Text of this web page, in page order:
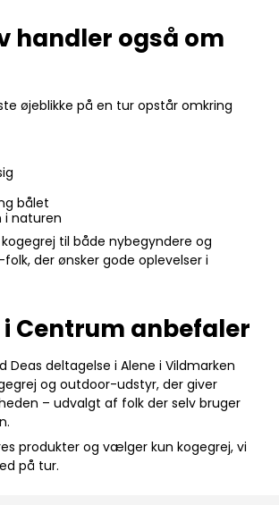
handler også om
øjeblikke på en tur opstår omkring
bålet
i naturen
til både nybegyndere og
der ønsker gode oplevelser i
Centrum anbefaler
Deas deltagelse iAlene i Vildmarken
og outdoor-udstyr, der giver
– udvalgt af folk der selv bruger
produkter og vælger kun kogegrej, vi
på tur.